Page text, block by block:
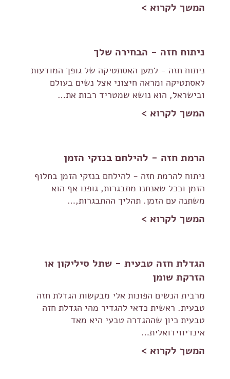
המשך לקרוא >
ניתוח חזה - הבחירה שלך
ניתוח חזה - למען האסתטיקה של גופך המודעות
לאסתטיקה ומראה חיצוני אצל נשים בעולם
ובישראל, הוא נושא שמטריד רבות את…
המשך לקרוא >
הרמת חזה - להילחם בנזקי הזמן
ניתוח להרמת חזה - להילחם בנזקי הזמן בחלוף
הזמן וככל שאנחנו מתבגרות, גופנו אף הוא
משתנה עם הזמן. תהליך ההתבגרות,…
המשך לקרוא >
הגדלת חזה טבעית - שתל סיליקון או
הזרקת שומן
מרבית הנשים הפונות אלי מבקשות הגדלת חזה
טבעית. ראשית כדאי להגדיר מהי הגדלת חזה
טבעית כיון שההגדרה טבעי היא מאד
אינדיווידואלית…
המשך לקרוא >